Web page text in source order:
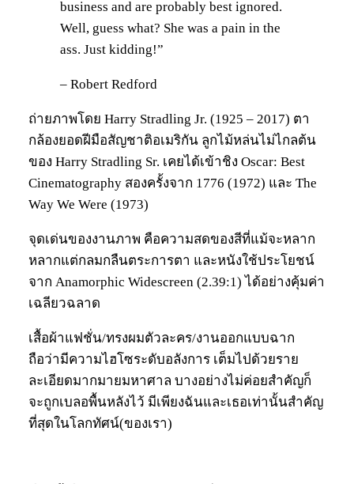
business and are probably best ignored.
Well, guess what? She was a pain in the
ass. Just kidding!”
– Robert Redford
ถ่ายภาพโดย Harry Stradling Jr. (1925 – 2017) ตา
กล้องยอดฝีมือสัญชาติอเมริกัน ลูกไม้หล่นไม่ไกลต้น
ของ Harry Stradling Sr. เคยได้เข้าชิง Oscar: Best
Cinematography สองครั้งจาก 1776 (1972) และ The
Way We Were (1973)
จุดเด่นของงานภาพ คือความสดของสีที่แม้จะหลาก
หลากแต่กลมกลืนตระการตา และหนังใช้ประโยชน์
จาก Anamorphic Widescreen (2.39:1) ได้อย่างคุ้มค่า
เฉลียวฉลาด
เสื้อผ้าแฟชั่น/ทรงผมตัวละคร/งานออกแบบฉาก
ถือว่ามีความไฮโซระดับอลังการ เต็มไปด้วยราย
ละเอียดมากมายมหาศาล บางอย่างไม่ค่อยสำคัญก็
จะถูกเบลอพื้นหลังไว้ มีเพียงฉันและเธอเท่านั้นสำคัญ
ที่สุดในโลกทัศน์(ของเรา)